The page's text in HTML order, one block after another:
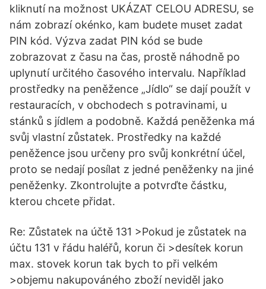
kliknutí na možnost UKÁZAT CELOU ADRESU, se
nám zobrazí okénko, kam budete muset zadat
PIN kód. Výzva zadat PIN kód se bude
zobrazovat z času na čas, prostě náhodně po
uplynutí určitého časového intervalu. Například
prostředky na peněžence „Jídlo“ se dají použít v
restauracích, v obchodech s potravinami, u
stánků s jídlem a podobně. Každá peněženka má
svůj vlastní zůstatek. Prostředky na každé
peněžence jsou určeny pro svůj konkrétní účel,
proto se nedají posílat z jedné peněženky na jiné
peněženky. Zkontrolujte a potvrďte částku,
kterou chcete přidat.
Re: Zůstatek na účtě 131 >Pokud je zůstatek na
účtu 131 v řádu haléřů, korun či >desítek korun
max. stovek korun tak bych to při velkém
>objemu nakupováného zboží neviděl jako